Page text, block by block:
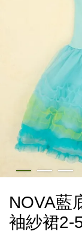
NOVA藍
袖紗裙2-